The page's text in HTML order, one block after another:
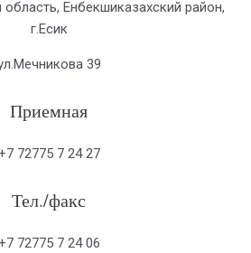
Енбекшиказахский район,
г.Есик
39
Приемная
72775 7 24 27
Тел./факс
72775 7 24 06